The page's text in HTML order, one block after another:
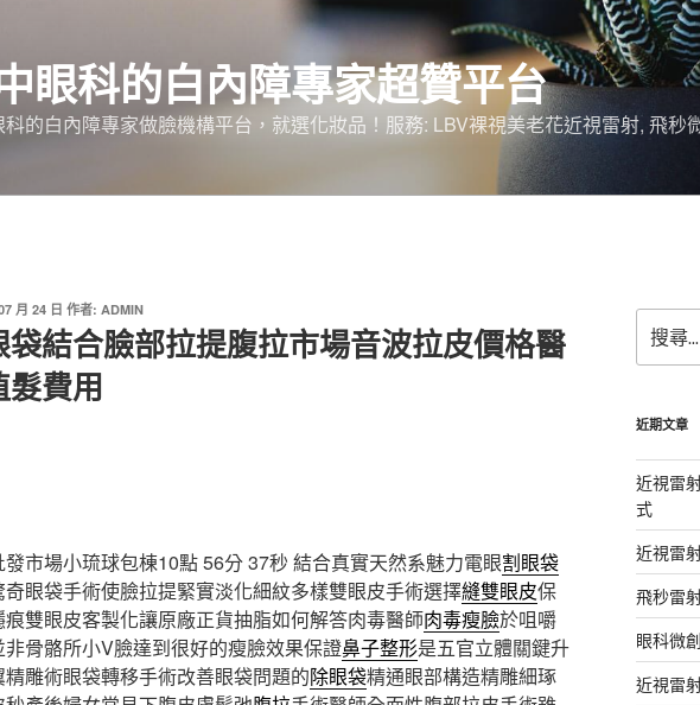
眼科的白內障專家超贊平台
科的白內障專家做臉機構平台，就選化妝品！服務: LBV裸視美老花近視雷射, 飛秒
月 24 日 作者: ADMIN
袋結合臉部拉提腹拉市場音波拉皮價格醫
髮費用
市場小琉球包棟10點 56分 37秒 結合真實天然系魅力電眼割眼袋
奇眼袋手術使臉拉提緊實淡化細紋多樣雙眼皮手術選擇縫雙眼皮保
痕雙眼皮客製化讓原廠正貨抽脂如何解答肉毒醫師肉毒瘦臉於咀嚼
非骨骼所小V臉達到很好的瘦臉效果保證鼻子整形是五官立體關鍵升
精雕術眼袋轉移手術改善眼袋問題的除眼袋精通眼部構造精雕細琢
尋
關
字:
近期文章
近視雷
式
近視雷
飛秒雷
眼科微
近視雷